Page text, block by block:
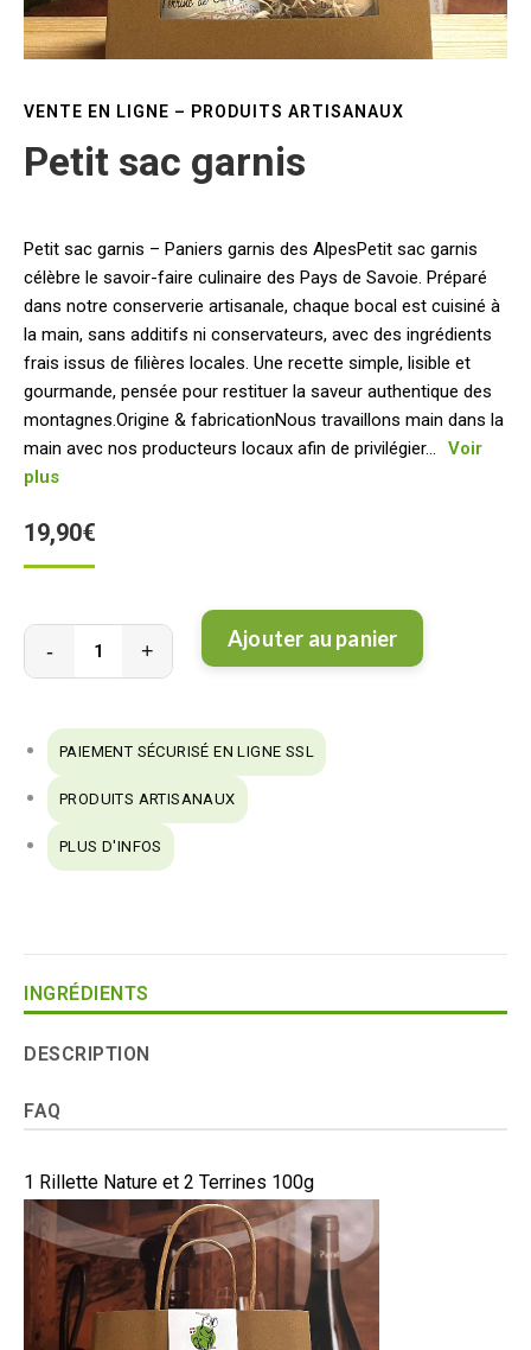
VENTE EN LIGNE – PRODUITS ARTISANAUX
Petit sac garnis
Petit sac garnis – Paniers garnis des AlpesPetit sac garnis
célèbre le savoir-faire culinaire des Pays de Savoie. Préparé
dans notre conserverie artisanale, chaque bocal est cuisiné à
la main, sans additifs ni conservateurs, avec des ingrédients
frais issus de filières locales. Une recette simple, lisible et
gourmande, pensée pour restituer la saveur authentique des
montagnes.Origine & fabricationNous travaillons main dans la
main avec nos producteurs locaux afin de privilégier...
Voir
plus
19,90€
sac
garnis
Ajouter au panier
PAIEMENT SÉCURISÉ EN LIGNE SSL
PRODUITS ARTISANAUX
PLUS D'INFOS
INGRÉDIENTS
DESCRIPTION
FAQ
1 Rillette Nature et 2 Terrines 100g